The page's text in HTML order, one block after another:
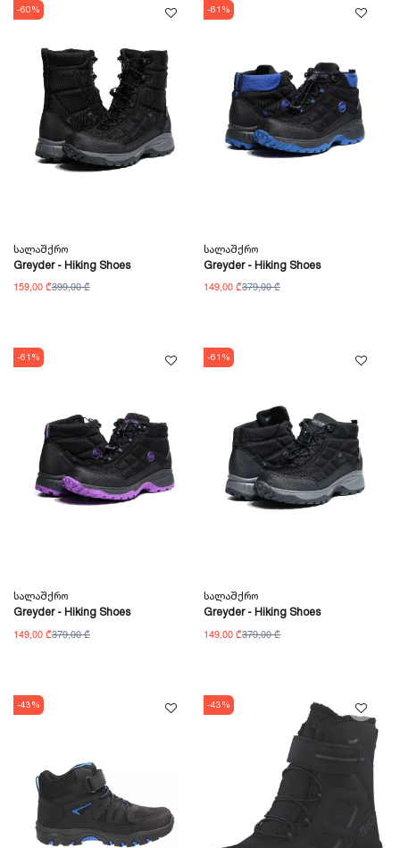
-60%
Სალაშქრო
Greyder - Hiking Shoes
159,00 ₾399,00 ₾
-61%
Სალაშქრო
Greyder - Hiking Shoes
149,00 ₾379,00 ₾
-61%
Სალაშქრო
Greyder - Hiking Shoes
149,00 ₾379,00 ₾
-61%
Სალაშქრო
Greyder - Hiking Shoes
149,00 ₾379,00 ₾
-43% -43%